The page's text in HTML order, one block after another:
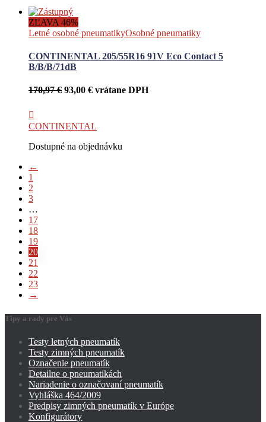
ZĽAVA 46%
Letné osobné pneumatikyOsobné pneumatiky
CONTINENTAL 205/55R16 91V Eco Contact 5
B/B/B/71dB
170,97€ Pôvodná
170,97 €.
93,00 €Aktuálna
93,00 €.
vrátane DPH
CONTINENTAL
Dostupné na objednávku
←
1
2
3
…
17
18
19
20
21
22
23
→
Tipy a rady pre Vás
Testy letných pneumatík
Testy zimných pneumatík
Označenie pneumatík
Detailne o pneumatikách
Nariadenie o označovaní pneumatík
Vyhláška 464/2009
Predpisy zimných pneumatík v Európe
Konfigurátory